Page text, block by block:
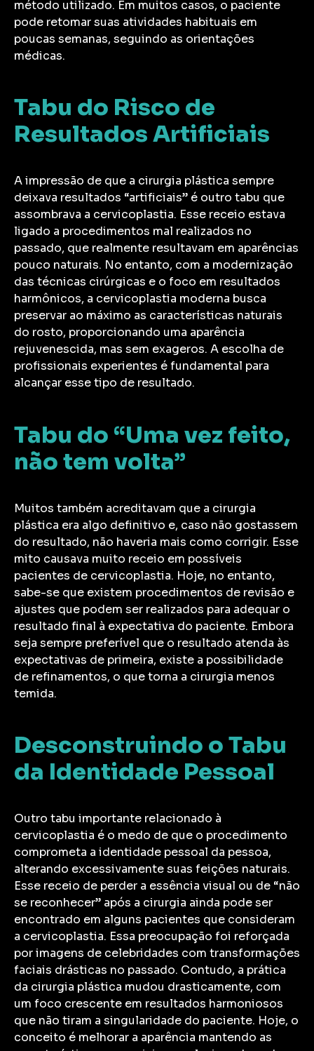
método utilizado. Em muitos casos, o paciente
pode retomar suas atividades habituais em
poucas semanas, seguindo as orientações
médicas.
Tabu do Risco de
Resultados Artificiais
A impressão de que a cirurgia plástica sempre
deixava resultados “artificiais” é outro tabu que
assombrava a cervicoplastia. Esse receio estava
ligado a procedimentos mal realizados no
passado, que realmente resultavam em aparências
pouco naturais. No entanto, com a modernização
das técnicas cirúrgicas e o foco em resultados
harmônicos, a cervicoplastia moderna busca
preservar ao máximo as características naturais
do rosto, proporcionando uma aparência
rejuvenescida, mas sem exageros. A escolha de
profissionais experientes é fundamental para
alcançar esse tipo de resultado.
Tabu do “Uma vez feito,
não tem volta”
Muitos também acreditavam que a cirurgia
plástica era algo definitivo e, caso não gostassem
do resultado, não haveria mais como corrigir. Esse
mito causava muito receio em possíveis
pacientes de cervicoplastia. Hoje, no entanto,
sabe-se que existem procedimentos de revisão e
ajustes que podem ser realizados para adequar o
resultado final à expectativa do paciente. Embora
seja sempre preferível que o resultado atenda às
expectativas de primeira, existe a possibilidade
de refinamentos, o que torna a cirurgia menos
temida.
Desconstruindo o Tabu
da Identidade Pessoal
Outro tabu importante relacionado à
cervicoplastia é o medo de que o procedimento
comprometa a identidade pessoal da pessoa,
alterando excessivamente suas feições naturais.
Esse receio de perder a essência visual ou de “não
se reconhecer” após a cirurgia ainda pode ser
encontrado em alguns pacientes que consideram
a cervicoplastia. Essa preocupação foi reforçada
por imagens de celebridades com transformações
faciais drásticas no passado. Contudo, a prática
da cirurgia plástica mudou drasticamente, com
um foco crescente em resultados harmoniosos
que não tiram a singularidade do paciente. Hoje, o
conceito é melhorar a aparência mantendo as